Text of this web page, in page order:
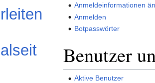
Anmeldeinformationen
Anmelden
Botpasswörter
Benutzer
Aktive Benutzer